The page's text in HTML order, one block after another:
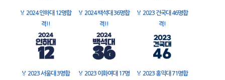
🏅 2024 인하대 12명합
격!!
🏅 2024 백석대 36명합
격!!
🏅 2023 건국대 46명합
격!
🏅 2023 서울대 3명합
🏅 2023 이화여대 17명
🏅 2023 홍익대 71명합